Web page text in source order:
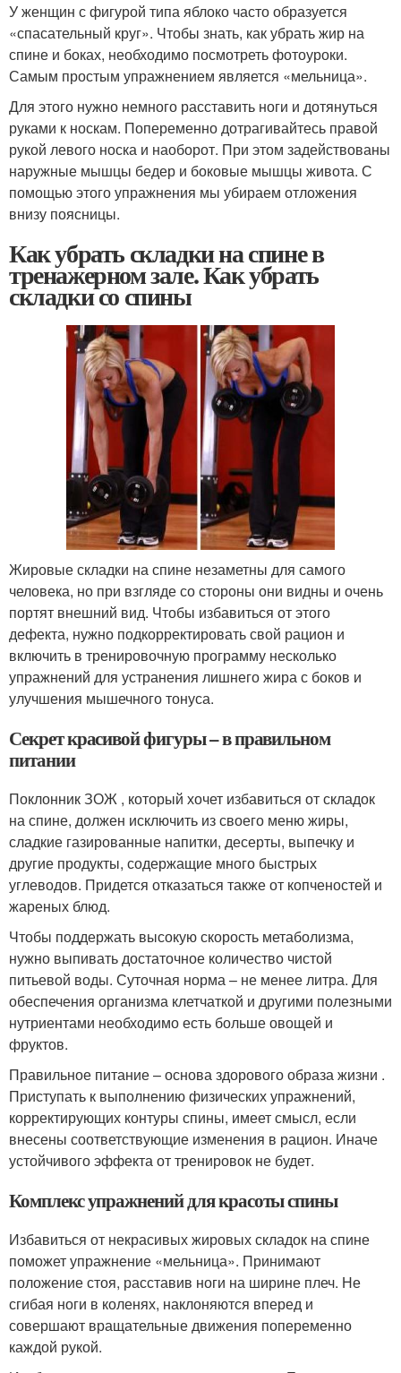
У женщин с фигурой типа яблоко часто образуется
«спасательный круг». Чтобы знать, как убрать жир на
спине и боках, необходимо посмотреть фотоуроки.
Самым простым упражнением является «мельница».
Для этого нужно немного расставить ноги и дотянуться
руками к носкам. Попеременно дотрагивайтесь правой
рукой левого носка и наоборот. При этом задействованы
наружные мышцы бедер и боковые мышцы живота. С
помощью этого упражнения мы убираем отложения
внизу поясницы.
Как убрать складки на спине в
тренажерном зале. Как убрать
складки со спины
Жировые складки на спине незаметны для самого
человека, но при взгляде со стороны они видны и очень
портят внешний вид. Чтобы избавиться от этого
дефекта, нужно подкорректировать свой рацион и
включить в тренировочную программу несколько
упражнений для устранения лишнего жира с боков и
улучшения мышечного тонуса.
Секрет красивой фигуры – в правильном
питании
Поклонник ЗОЖ , который хочет избавиться от складок
на спине, должен исключить из своего меню жиры,
сладкие газированные напитки, десерты, выпечку и
другие продукты, содержащие много быстрых
углеводов. Придется отказаться также от копченостей и
жареных блюд.
Чтобы поддержать высокую скорость метаболизма,
нужно выпивать достаточное количество чистой
питьевой воды. Суточная норма – не менее литра. Для
обеспечения организма клетчаткой и другими полезными
нутриентами необходимо есть больше овощей и
фруктов.
Правильное питание – основа здорового образа жизни .
Приступать к выполнению физических упражнений,
корректирующих контуры спины, имеет смысл, если
внесены соответствующие изменения в рацион. Иначе
устойчивого эффекта от тренировок не будет.
Комплекс упражнений для красоты спины
Избавиться от некрасивых жировых складок на спине
поможет упражнение «мельница». Принимают
положение стоя, расставив ноги на ширине плеч. Не
сгибая ноги в коленях, наклоняются вперед и
совершают вращательные движения попеременно
каждой рукой.